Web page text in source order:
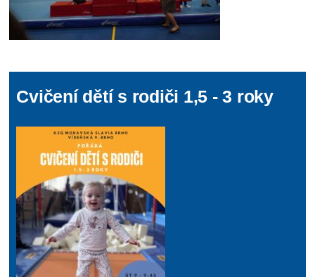
Cvičení dětí s rodiči 1,5 - 3 roky